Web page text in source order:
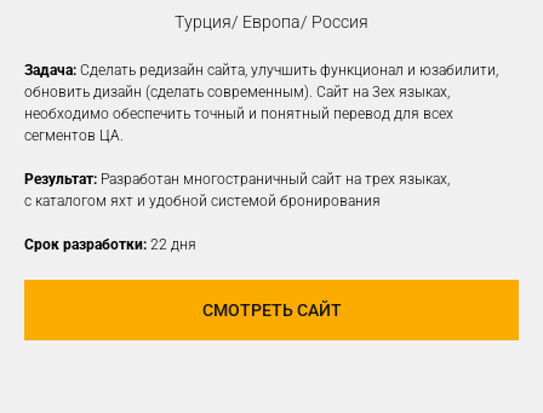
Турция/ Европа/ Россия
Задача: Сделать редизайн сайта, улучшить функционал и юзабилити,
обновить дизайн (сделать современным). Сайт на 3ех языках,
необходимо обеспечить точный и понятный перевод для всех
сегментов ЦА.
Результат: Разработан многостраничный сайт на трех языках,
с каталогом яхт и удобной системой бронирования
Срок разработки: 22 дня
СМОТРЕТЬ САЙТ
КОНТЕКСТНАЯ
РЕКЛАМА
Создаем рекламные объявления
на различных платформах для привлечения
новой заинтересованной ЦА